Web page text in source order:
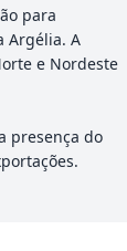
para
Argélia. A
e Nordeste
presença do